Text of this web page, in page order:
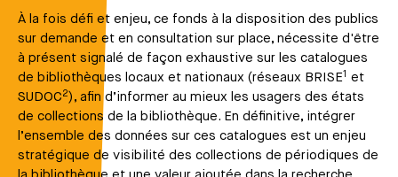
À la fois défi et enjeu, ce fonds à la disposition des publics
sur demande et en consultation sur place, nécessite d'être
à présent signalé de façon exhaustive sur les catalogues
de bibliothèques locaux et nationaux (réseaux BRISE1 et
SUDOC2), afin d’informer au mieux les usagers des états
de collections de la bibliothèque. En définitive, intégrer
l’ensemble des données sur ces catalogues est un enjeu
stratégique de visibilité des collections de périodiques de